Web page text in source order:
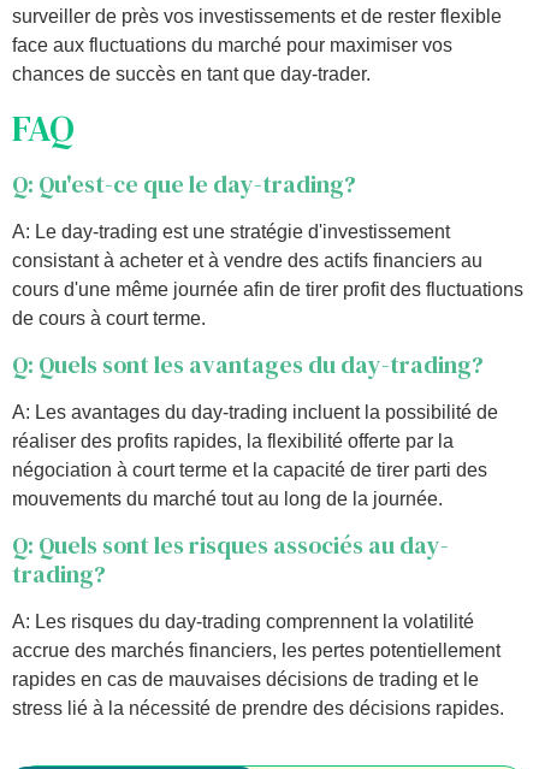
surveiller de près vos investissements et de rester flexible
face aux fluctuations du marché pour maximiser vos
chances de succès en tant que day-trader.
FAQ
Q: Qu'est-ce que le day-trading?
A: Le day-trading est une stratégie d'investissement
consistant à acheter et à vendre des actifs financiers au
cours d'une même journée afin de tirer profit des fluctuations
de cours à court terme.
Q: Quels sont les avantages du day-trading?
A: Les avantages du day-trading incluent la possibilité de
réaliser des profits rapides, la flexibilité offerte par la
négociation à court terme et la capacité de tirer parti des
mouvements du marché tout au long de la journée.
Q: Quels sont les risques associés au day-
trading?
A: Les risques du day-trading comprennent la volatilité
accrue des marchés financiers, les pertes potentiellement
rapides en cas de mauvaises décisions de trading et le
stress lié à la nécessité de prendre des décisions rapides.